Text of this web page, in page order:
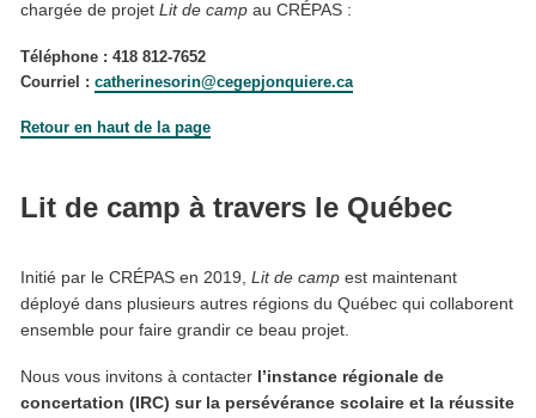
chargée de projet Lit de camp au CRÉPAS :
Téléphone : 418 812-7652
Courriel : catherinesorin@cegepjonquiere.ca
Retour en haut de la page
Lit de camp à travers le Québec
Initié par le CRÉPAS en 2019, Lit de camp est maintenant
déployé dans plusieurs autres régions du Québec qui collaborent
ensemble pour faire grandir ce beau projet.
Nous vous invitons à contacter l’instance régionale de
concertation (IRC) sur la persévérance scolaire et la réussite